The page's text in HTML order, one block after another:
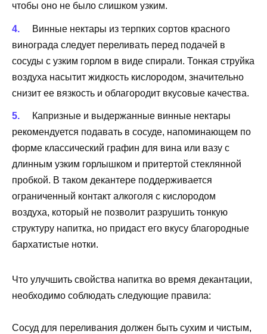
чтобы оно не было слишком узким.
Винные нектары из терпких сортов красного
винограда следует переливать перед подачей в
сосуды с узким горлом в виде спирали. Тонкая струйка
воздуха насытит жидкость кислородом, значительно
снизит ее вязкость и облагородит вкусовые качества.
Капризные и выдержанные винные нектары
рекомендуется подавать в сосуде, напоминающем по
форме классический графин для вина или вазу с
длинным узким горлышком и притертой стеклянной
пробкой. В таком декантере поддерживается
ограниченный контакт алкоголя с кислородом
воздуха, который не позволит разрушить тонкую
структуру напитка, но придаст его вкусу благородные
бархатистые нотки.
Что улучшить свойства напитка во время декантации,
необходимо соблюдать следующие правила:
Сосуд для переливания должен быть сухим и чистым,